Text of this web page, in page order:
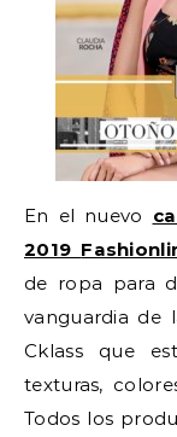
En el nuevo
2019
de ropa para
vanguardia de
Cklass que
texturas,
Todos los